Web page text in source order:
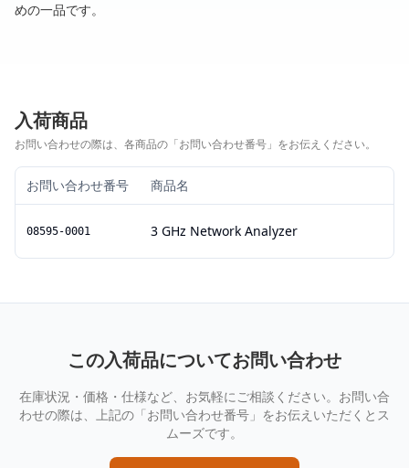
めの一品です。
入荷商品
お問い合わせの際は、各商品の「お問い合わせ番号」をお伝えください。
お問い合わせ番号 商品名
08595-0001 3 GHz Network Analyzer
この入荷品についてお問い合わせ
在庫状況・価格・仕様など、お気軽にご相談ください。お問い合
わせの際は、上記の「お問い合わせ番号」をお伝えいただくとス
ムーズです。